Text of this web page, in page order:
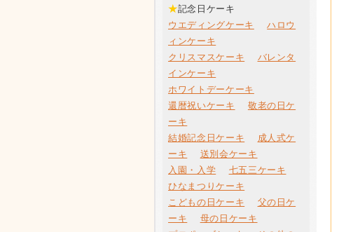
★記念日ケーキ
ウエディングケーキ
ハロウ
ィンケーキ
クリスマスケーキ
バレンタ
インケーキ
ホワイトデーケーキ
還暦祝いケーキ
敬老の日ケ
ーキ
結婚記念日ケーキ
成人式ケ
ーキ
送別会ケーキ
入園・入学
七五三ケーキ
ひなまつりケーキ
こどもの日ケーキ
父の日ケ
ーキ
母の日ケーキ